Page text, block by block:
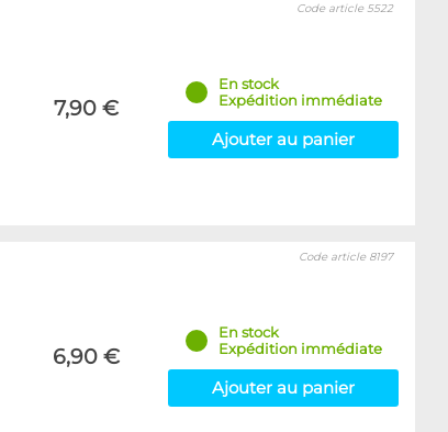
7,90 €
Code article 5522
En stock
Expédition immédiate
Ajouter au panier
6,90 €
Code article 8197
En stock
Expédition immédiate
Ajouter au panier